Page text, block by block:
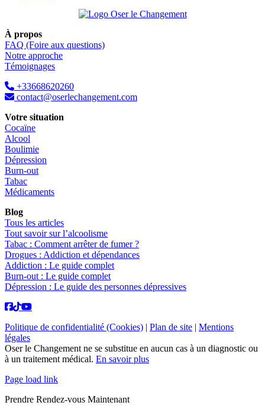
À propos
FAQ (Foire aux questions)
Notre approche
Témoignages
+33668620260
contact@oserlechangement.com
Votre situation
Cocaïne
Alcool
Boulimie
Dépression
Burn-out
Tabac
Médicaments
Blog
Tous les articles
Tout savoir sur l’alcoolisme
Tabac : Comment arrêter de fumer ?
Drogues : Addiction et dépendances
Addiction : Le guide complet
Burn-out : Le guide complet
Dépression : Le guide des personnes dépressives
Politique de confidentialité (Cookies) | Plan de site | Mentions
légales
Oser le Changement ne se substitue en aucun cas à un diagnostic ou
à un traitement médical. En savoir plus
Page load link
Prendre Rendez-vous Maintenant